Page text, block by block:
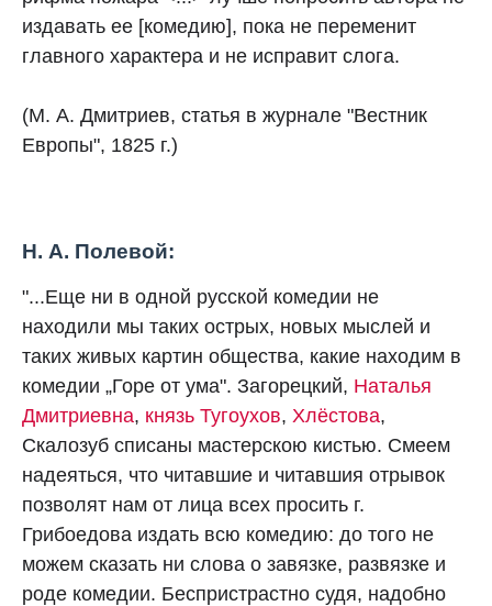
издавать ее [комедию], пока не переменит
главного характера и не исправит слога.
(М. А. Дмитриев, статья в журнале "Вестник
Европы", 1825 г.)
Н. А. Полевой:
"...Еще ни в одной русской комедии не
находили мы таких острых, новых мыслей и
таких живых картин общества, какие находим в
комедии „Горе от ума". Загорецкий, Наталья
Дмитриевна, князь Тугоухов, Хлёстова,
Скалозуб списаны мастерскою кистью. Смеем
надеяться, что читавшие и читавшия отрывок
позволят нам от лица всех просить г.
Грибоедова издать всю комедию: до того не
можем сказать ни слова о завязке, развязке и
роде комедии. Беспристрастно судя, надобно